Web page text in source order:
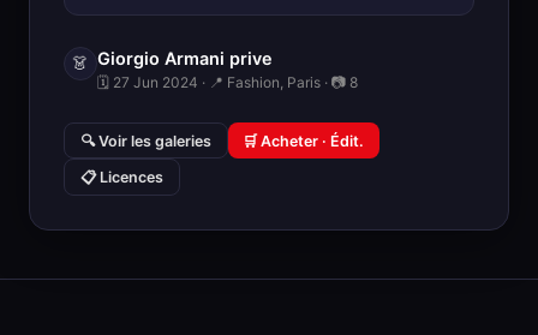
👗 Giorgio Armani prive
🗓 27 Jun 2024 · 📍 Fashion, Paris · 📷 8
🔍 Voir les galeries 🛒 Acheter · Édit.
📋 Licences